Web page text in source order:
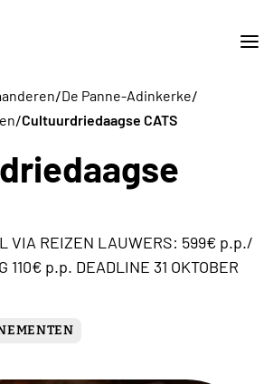
/De Panne-Adinkerke/
/Cultuurdriedaagse CATS
VIA REIZEN LAUWERS: 599€ p.p./
110€ p.p. DEADLINE 31 OKTOBER